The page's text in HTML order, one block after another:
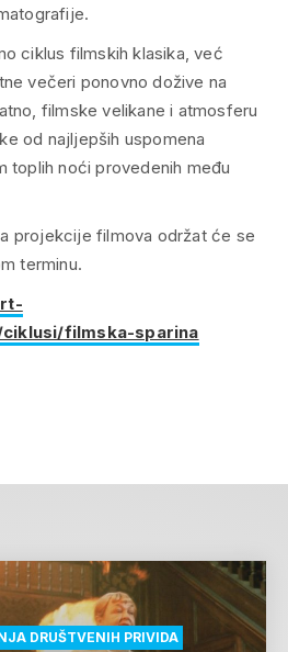
ciklus filmskih klasika, već
večeri ponovno dožive na
filmske velikane i atmosferu
od najljepših uspomena
toplih noći provedenih među
projekcije filmova održat će se
terminu.
filmska-sparina
DRUŠTVENIH PRIVIDA